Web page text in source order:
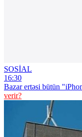
SOSİAL
16:30
Bazar ertəsi bütün
verir?